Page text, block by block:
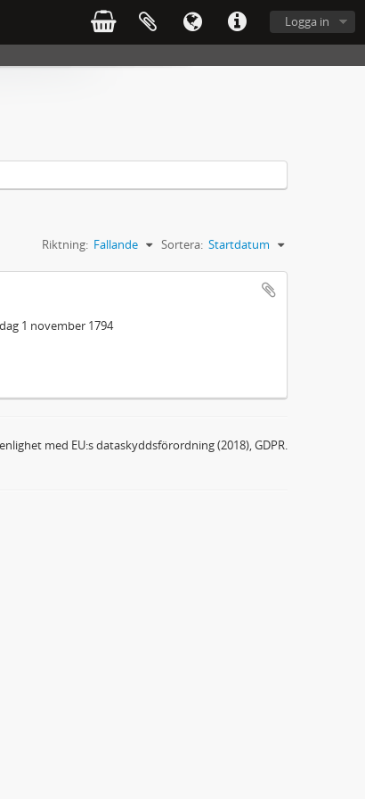
Logga in
Sortera: Startdatum
Riktning: Fallande
1 november 1794
med EU:s dataskyddsförordning (2018), GDPR.